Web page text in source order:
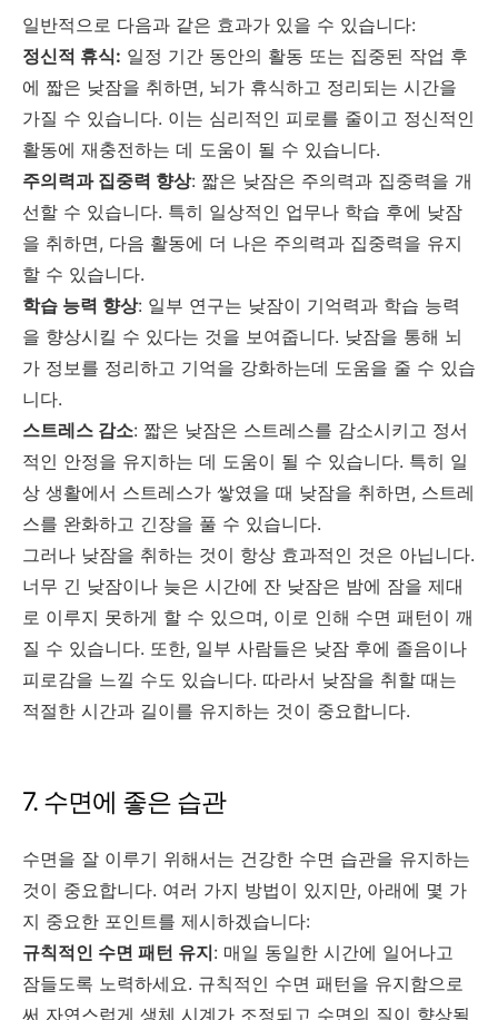
일반적으로 다음과 같은 효과가 있을 수 있습니다:
정신적 휴식: 일정 기간 동안의 활동 또는 집중된 작업 후
에 짧은 낮잠을 취하면, 뇌가 휴식하고 정리되는 시간을
가질 수 있습니다. 이는 심리적인 피로를 줄이고 정신적인
활동에 재충전하는 데 도움이 될 수 있습니다.
주의력과 집중력 향상: 짧은 낮잠은 주의력과 집중력을 개
선할 수 있습니다. 특히 일상적인 업무나 학습 후에 낮잠
을 취하면, 다음 활동에 더 나은 주의력과 집중력을 유지
할 수 있습니다.
학습 능력 향상: 일부 연구는 낮잠이 기억력과 학습 능력
을 향상시킬 수 있다는 것을 보여줍니다. 낮잠을 통해 뇌
가 정보를 정리하고 기억을 강화하는데 도움을 줄 수 있습
니다.
스트레스 감소: 짧은 낮잠은 스트레스를 감소시키고 정서
적인 안정을 유지하는 데 도움이 될 수 있습니다. 특히 일
상 생활에서 스트레스가 쌓였을 때 낮잠을 취하면, 스트레
스를 완화하고 긴장을 풀 수 있습니다.
그러나 낮잠을 취하는 것이 항상 효과적인 것은 아닙니다.
너무 긴 낮잠이나 늦은 시간에 잔 낮잠은 밤에 잠을 제대
로 이루지 못하게 할 수 있으며, 이로 인해 수면 패턴이 깨
질 수 있습니다. 또한, 일부 사람들은 낮잠 후에 졸음이나
피로감을 느낄 수도 있습니다. 따라서 낮잠을 취할 때는
적절한 시간과 길이를 유지하는 것이 중요합니다.
7. 수면에 좋은 습관
수면을 잘 이루기 위해서는 건강한 수면 습관을 유지하는
것이 중요합니다. 여러 가지 방법이 있지만, 아래에 몇 가
지 중요한 포인트를 제시하겠습니다:
규칙적인 수면 패턴 유지: 매일 동일한 시간에 일어나고
잠들도록 노력하세요. 규칙적인 수면 패턴을 유지함으로
써 자연스럽게 생체 시계가 조정되고 수면의 질이 향상될